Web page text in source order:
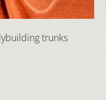
trunks